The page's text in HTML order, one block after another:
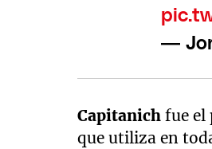
—
Capitanich fue el
que utiliza en